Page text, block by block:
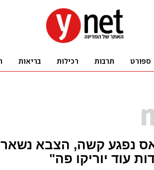
נפגע קשה, הצבא נשאר
עוד יוריקו פה"